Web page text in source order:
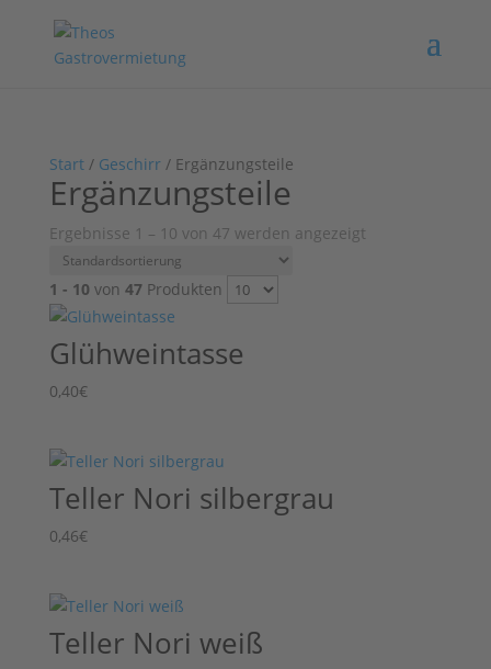
Start/ Geschirr/ Ergänzungsteile
Ergänzungsteile
Ergebnisse 1 – 10 von 47 werden angezeigt
1 - 10 von 47Produkten
Glühweintasse
0,40€
Teller Nori silbergrau
0,46€
Teller Nori weiß